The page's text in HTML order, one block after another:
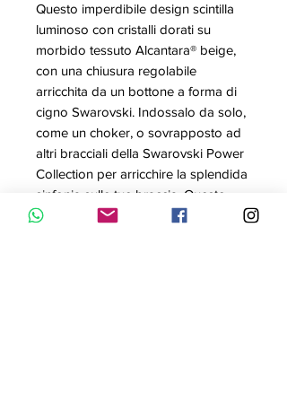
Questo imperdibile design scintilla
luminoso con cristalli dorati su
morbido tessuto Alcantara® beige,
con una chiusura regolabile
arricchita da un bottone a forma di
cigno Swarovski. Indossalo da solo,
come un choker, o sovrapposto ad
altri bracciali della Swarovski Power
Collection per arricchire la splendida
sinfonia sulle tue braccia. Questo
bracciale a doppio giro può essere